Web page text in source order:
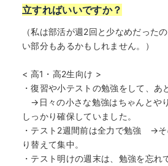
立すればいいですか？
（私は部活が週2回と少なめだった
い部分もあるかもしれません。）
< 高1・高2生向け >
・復習や小テストの勉強をして、あ
→日々の小さな勉強はちゃんとや
しっかり確保していました。
・テスト2週間前は全力で勉強 →
り替えて集中。
・テスト明けの週末は、勉強を忘れ